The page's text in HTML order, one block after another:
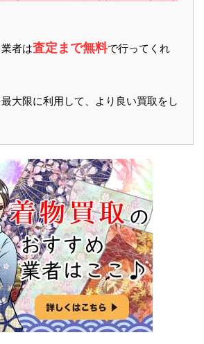
者は査定まで無料で行ってくれ
大限に利用して、より良い買取をし